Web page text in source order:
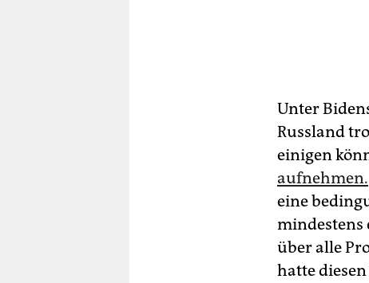
Unter
Russland
einigen
aufnehmen.
eine
mindestens
über alle
hatte